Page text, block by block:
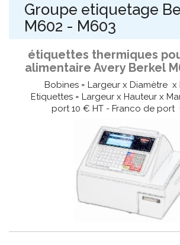
Groupe etiquetage
M602 - M603
étiquettes thermiques
alimentaire Avery Berkel
Bobines = Largeur x Diamètre
Etiquettes = Largeur x Hauteur x
port 10 € HT - Franco de port